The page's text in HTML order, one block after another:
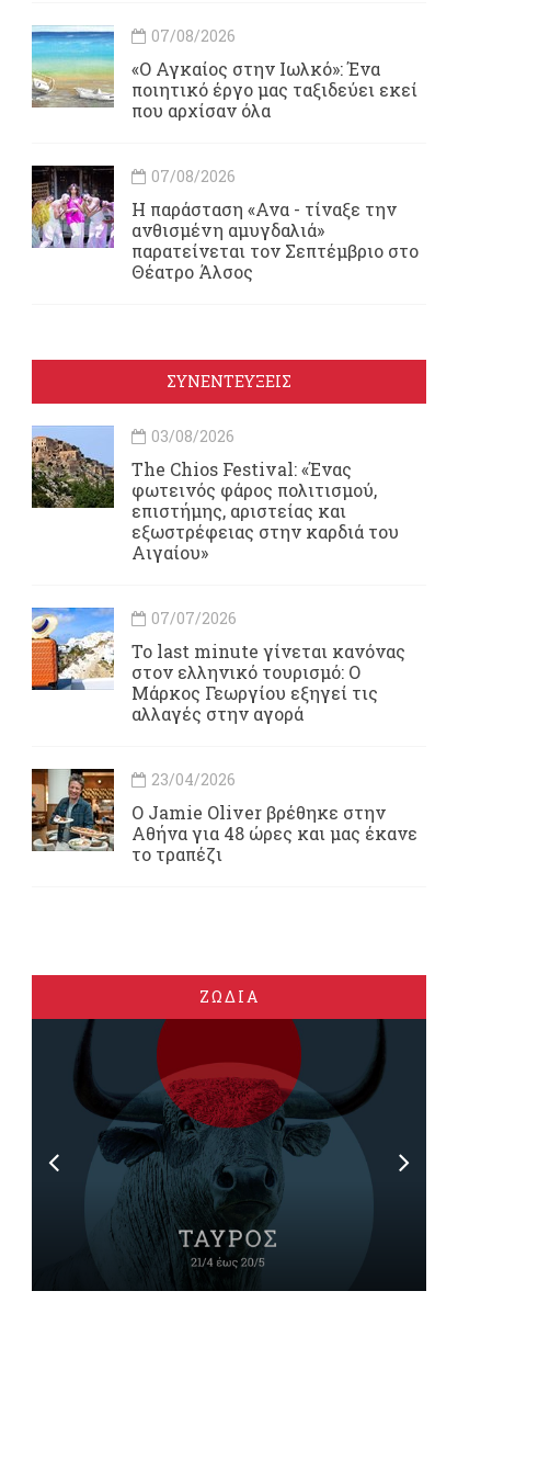
07/08/2026
«Ο Αγκαίος στην Ιωλκό»: Ένα
ποιητικό έργο μας ταξιδεύει εκεί
που αρχίσαν όλα
07/08/2026
Η παράσταση «Ανα - τίναξε την
ανθισμένη αμυγδαλιά»
παρατείνεται τον Σεπτέμβριο στο
Θέατρο Άλσος
ΣΥΝΕΝΤΕΥΞΕΙΣ
03/08/2026
Τhe Chios Festival: «Ένας
φωτεινός φάρος πολιτισμού,
επιστήμης, αριστείας και
εξωστρέφειας στην καρδιά του
Αιγαίου»
07/07/2026
Το last minute γίνεται κανόνας
στον ελληνικό τουρισμό: Ο
Μάρκος Γεωργίου εξηγεί τις
αλλαγές στην αγορά
23/04/2026
Ο Jamie Oliver βρέθηκε στην
Αθήνα για 48 ώρες και μας έκανε
το τραπέζι
ΖΩΔΙΑ